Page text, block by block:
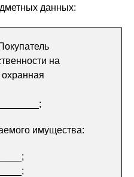
данных:
на
имущества: